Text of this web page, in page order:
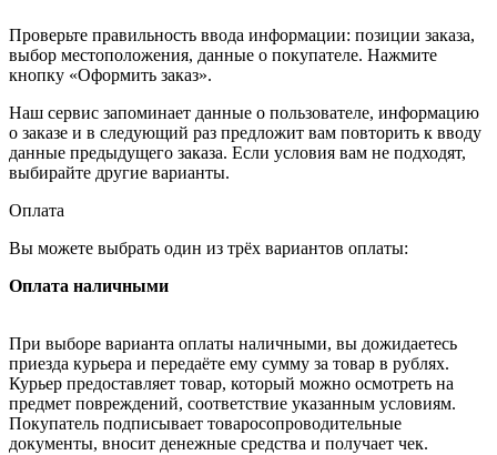
Проверьте правильность ввода информации: позиции заказа,
выбор местоположения, данные о покупателе. Нажмите
кнопку «Оформить заказ».
Наш сервис запоминает данные о пользователе, информацию
о заказе и в следующий раз предложит вам повторить к вводу
данные предыдущего заказа. Если условия вам не подходят,
выбирайте другие варианты.
Оплата
Вы можете выбрать один из трёх вариантов оплаты:
Оплата наличными
При выборе варианта оплаты наличными, вы дожидаетесь
приезда курьера и передаёте ему сумму за товар в рублях.
Курьер предоставляет товар, который можно осмотреть на
предмет повреждений, соответствие указанным условиям.
Покупатель подписывает товаросопроводительные
документы, вносит денежные средства и получает чек.